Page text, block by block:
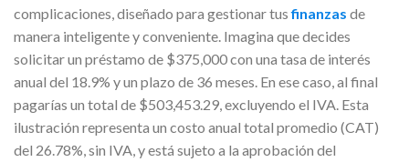
complicaciones, diseñado para gestionar tusfinanzas de
manera inteligente y conveniente. Imagina que decides
solicitar un préstamo de $375,000 con una tasa de interés
anual del 18.9% y un plazo de 36 meses. En ese caso, al final
pagarías un total de $503,453.29, excluyendo el IVA. Esta
ilustración representa un costo anual total promedio (CAT)
del 26.78%, sin IVA, y está sujeto a la aprobación del